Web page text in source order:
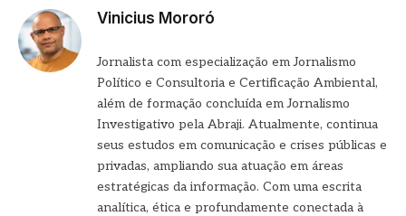
Vinicius Mororó
Jornalista com especialização em Jornalismo
Político e Consultoria e Certificação Ambiental,
além de formação concluída em Jornalismo
Investigativo pela Abraji. Atualmente, continua
seus estudos em comunicação e crises públicas e
privadas, ampliando sua atuação em áreas
estratégicas da informação. Com uma escrita
analítica, ética e profundamente conectada à